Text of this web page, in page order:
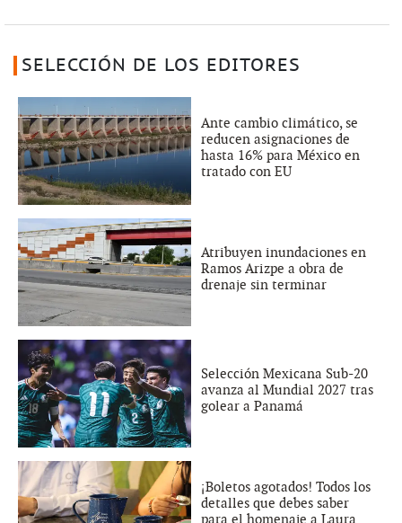
SELECCIÓN DE LOS EDITORES
Ante cambio climático, se
reducen asignaciones de
hasta 16% para México en
tratado con EU
Atribuyen inundaciones en
Ramos Arizpe a obra de
drenaje sin terminar
Selección Mexicana Sub-20
avanza al Mundial 2027 tras
golear a Panamá
¡Boletos agotados! Todos los
detalles que debes saber
para el homenaje a Laura